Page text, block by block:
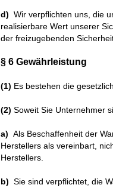
d) Wir verpflichten uns, die
realisierbare Wert unserer
der freizugebenden
§ 6 Gewährleistung
(1) Es bestehen die
(2) Soweit Sie Unternehmer
a) Als Beschaffenheit der
Herstellers als vereinbart,
Herstellers.
b) Sie sind verpflichtet, die